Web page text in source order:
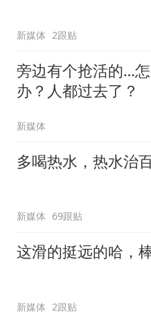
新媒体 2跟贴
旁边有个抢活的…
办？人都过去了？
新媒体
多喝热水，热水治
新媒体 69跟贴
这滑的挺远的哈，
新媒体 2跟贴